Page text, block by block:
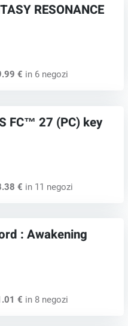
RESONANCE
€ in 6 negozi
FC™ 27 (PC) key
€ in 11 negozi
: Awakening
€ in 8 negozi